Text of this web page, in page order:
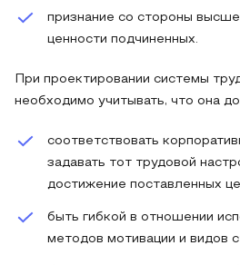
признание со стороны
ценности подчиненных.
При проектировании системы
необходимо учитывать, что она
соответствовать
задавать тот трудовой
достижение поставленных
быть гибкой в отношении
методов мотивации и видов